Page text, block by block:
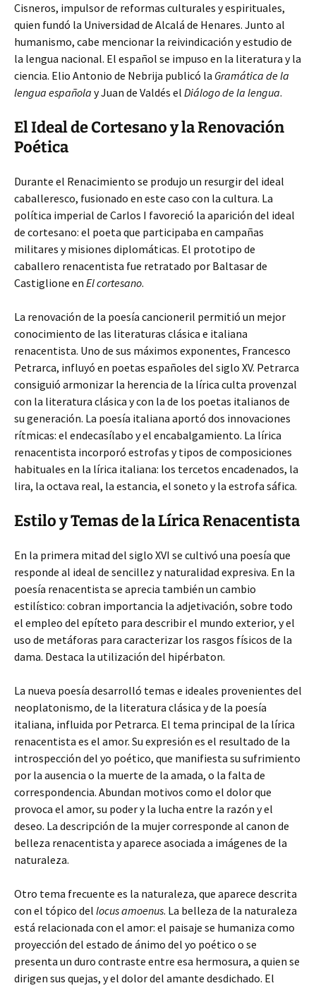
Cisneros, impulsor de reformas culturales y espirituales,
quien fundó la Universidad de Alcalá de Henares. Junto al
humanismo, cabe mencionar la reivindicación y estudio de
la lengua nacional. El español se impuso en la literatura y la
ciencia. Elio Antonio de Nebrija publicó la Gramática de la
lengua española y Juan de Valdés el Diálogo de la lengua.
El Ideal de Cortesano y la Renovación
Poética
Durante el Renacimiento se produjo un resurgir del ideal
caballeresco, fusionado en este caso con la cultura. La
política imperial de Carlos I favoreció la aparición del ideal
de cortesano: el poeta que participaba en campañas
militares y misiones diplomáticas. El prototipo de
caballero renacentista fue retratado por Baltasar de
Castiglione en El cortesano.
La renovación de la poesía cancioneril permitió un mejor
conocimiento de las literaturas clásica e italiana
renacentista. Uno de sus máximos exponentes, Francesco
Petrarca, influyó en poetas españoles del siglo XV. Petrarca
consiguió armonizar la herencia de la lírica culta provenzal
con la literatura clásica y con la de los poetas italianos de
su generación. La poesía italiana aportó dos innovaciones
rítmicas: el endecasílabo y el encabalgamiento. La lírica
renacentista incorporó estrofas y tipos de composiciones
habituales en la lírica italiana: los tercetos encadenados, la
lira, la octava real, la estancia, el soneto y la estrofa sáfica.
Estilo y Temas de la Lírica Renacentista
En la primera mitad del siglo XVI se cultivó una poesía que
responde al ideal de sencillez y naturalidad expresiva. En la
poesía renacentista se aprecia también un cambio
estilístico: cobran importancia la adjetivación, sobre todo
el empleo del epíteto para describir el mundo exterior, y el
uso de metáforas para caracterizar los rasgos físicos de la
dama. Destaca la utilización del hipérbaton.
La nueva poesía desarrolló temas e ideales provenientes del
neoplatonismo, de la literatura clásica y de la poesía
italiana, influida por Petrarca. El tema principal de la lírica
renacentista es el amor. Su expresión es el resultado de la
introspección del yo poético, que manifiesta su sufrimiento
por la ausencia o la muerte de la amada, o la falta de
correspondencia. Abundan motivos como el dolor que
provoca el amor, su poder y la lucha entre la razón y el
deseo. La descripción de la mujer corresponde al canon de
belleza renacentista y aparece asociada a imágenes de la
naturaleza.
Otro tema frecuente es la naturaleza, que aparece descrita
con el tópico del locus amoenus. La belleza de la naturaleza
está relacionada con el amor: el paisaje se humaniza como
proyección del estado de ánimo del yo poético o se
presenta un duro contraste entre esa hermosura, a quien se
dirigen sus quejas, y el dolor del amante desdichado. El